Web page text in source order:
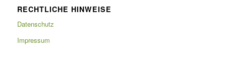
RECHTLICHE HINWEISE
Datenschutz
Impressum